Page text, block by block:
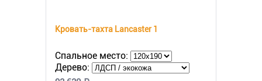
Кровать-тахта Lancaster 1
Спальное место:
Дерево: